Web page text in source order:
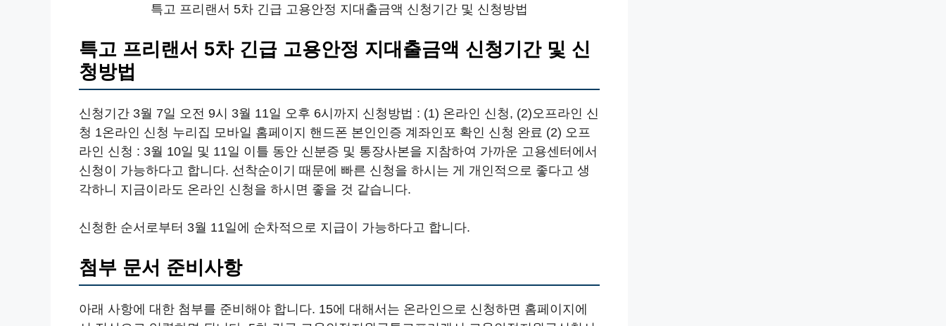
특고 프리랜서 5차 긴급 고용안정 지대출금액 신청기간 및 신청방법
특고 프리랜서 5차 긴급 고용안정 지대출금액 신청기간 및 신
청방법
신청기간 3월 7일 오전 9시 3월 11일 오후 6시까지 신청방법 : (1) 온라인 신청, (2)오프라인 신
청 1온라인 신청 누리집 모바일 홈페이지 핸드폰 본인인증 계좌인포 확인 신청 완료 (2) 오프
라인 신청 : 3월 10일 및 11일 이틀 동안 신분증 및 통장사본을 지참하여 가까운 고용센터에서
신청이 가능하다고 합니다. 선착순이기 때문에 빠른 신청을 하시는 게 개인적으로 좋다고 생
각하니 지금이라도 온라인 신청을 하시면 좋을 것 같습니다.
신청한 순서로부터 3월 11일에 순차적으로 지급이 가능하다고 합니다.
첨부 문서 준비사항
아래 사항에 대한 첨부를 준비해야 합니다. 15에 대해서는 온라인으로 신청하면 홈페이지에